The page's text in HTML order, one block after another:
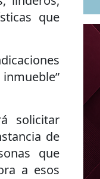
que
solicitar
de
que
a esos